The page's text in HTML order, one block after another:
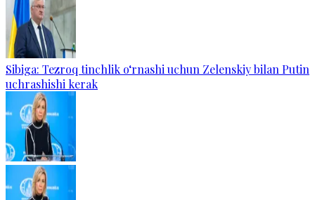
Sibiga: Tezroq tinchlik o‘rnashi uchun Zelenskiy bilan Putin
uchrashishi kerak